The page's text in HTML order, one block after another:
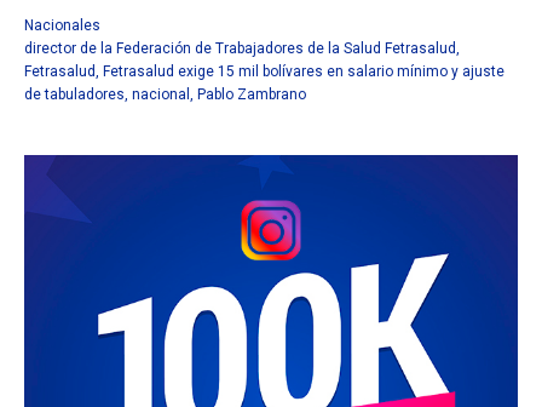
Nacionales
director de la Federación de Trabajadores de la Salud Fetrasalud
Fetrasalud Fetrasalud exige 15 mil bolívares en salario mínimo y ajuste
de tabuladores nacional Pablo Zambrano